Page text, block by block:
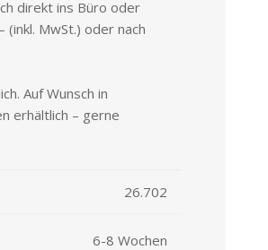
direkt ins Büro oder
(inkl. MwSt.) oder nach
Auf Wunsch in
erhältlich – gerne
26.702
6-8 Wochen